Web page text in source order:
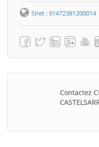
Siret : 91472381200014
Contactez